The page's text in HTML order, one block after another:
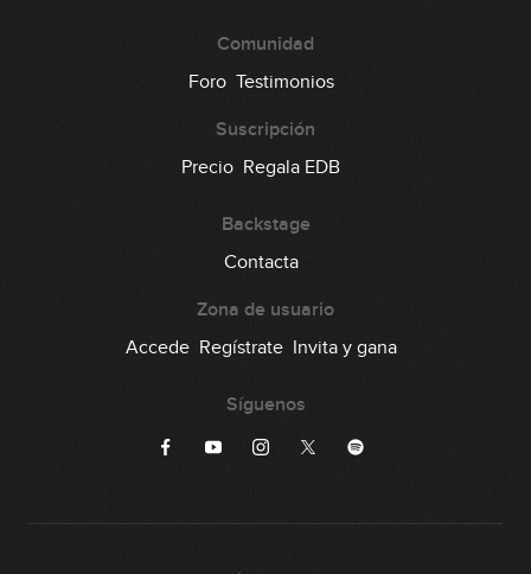
Comunidad
Foro Testimonios
Suscripción
Precio Regala EDB
Backstage
Contacta
Zona de usuario
Accede Regístrate Invita y gana
Síguenos